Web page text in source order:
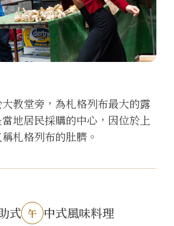
教堂旁，為札格列布最大的露
地居民採購的中心，因位於上
札格列布的肚臍。
式 午 中式風味料理